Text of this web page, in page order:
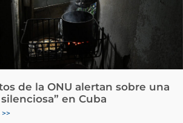
de la ONU alertan sobre una
silenciosa” en Cuba
>>